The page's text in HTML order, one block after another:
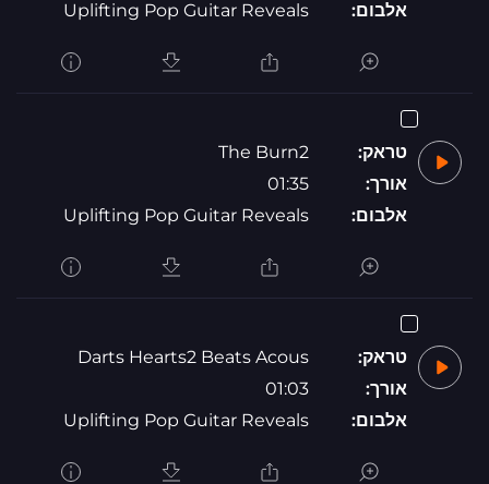
אלבום:
Uplifting Pop Guitar Reveals
טראק:
The Burn2
אורך:
01:35
אלבום:
Uplifting Pop Guitar Reveals
טראק:
Darts Hearts2 Beats Acous
אורך:
01:03
אלבום:
Uplifting Pop Guitar Reveals